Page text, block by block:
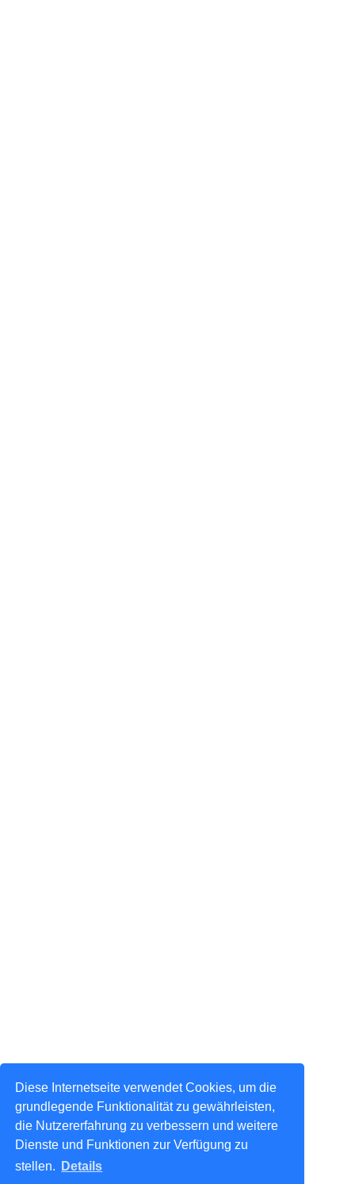
Diese Internetseite verwendet Cookies, um die
grundlegende Funktionalität zu gewährleisten,
die Nutzererfahrung zu verbessern und weitere
Dienste und Funktionen zur Verfügung zu
stellen.
Details